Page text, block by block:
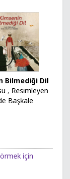
Bilmediği Dil
, Resimleyen
Başkale
için